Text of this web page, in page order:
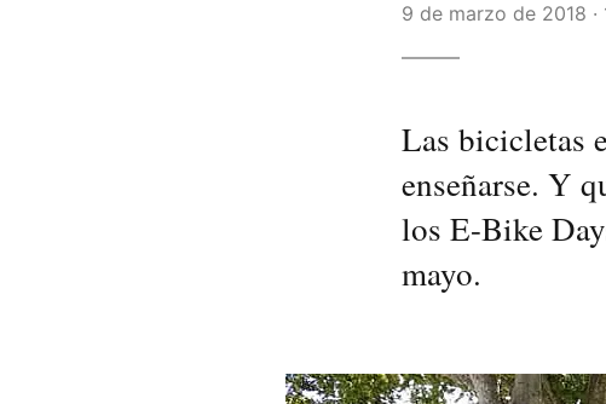
9 de marzo de 2018
Las bicicletas
enseñarse. Y
los E-Bike
mayo.